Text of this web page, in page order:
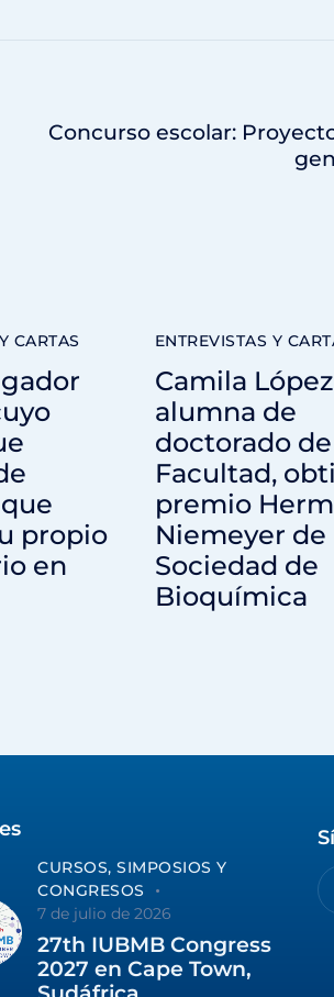
Concurso escolar:
CARTAS
propio
en
ENTREVISTAS Y
Camila
alumna de
doctorado
Facultad,
premio
Niemeyer de
Sociedad de
Bioquímica
CURSOS, SIMPOSIOS Y
CONGRESOS
7 de julio de 2026
27th IUBMB Congress
2027 en Cape Town,